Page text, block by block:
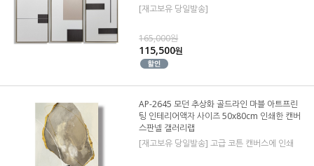
[재고보유 당일발송]
165,000원
115,500원
AP-2645 모던 추상화 골드라인 마블 아트프린
팅 인테리어액자 사이즈 50x80cm 인쇄한 캔버
스판넬 갤러리랩
[재고보유 당일발송] 고급 코튼 캔버스에 인쇄